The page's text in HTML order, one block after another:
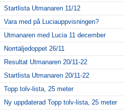
Startlista Utmanaren 11/12
Vara med på Luciauppvisningen?
Utmanaren med Lucia 11 december
Norrtäljedoppet 26/11
Resultat Utmanaren 20/11-22
Startlista Utmanaren 20/11-22
Topp tolv-lista, 25 meter
Ny uppdaterad Topp tolv-lista, 25 meter